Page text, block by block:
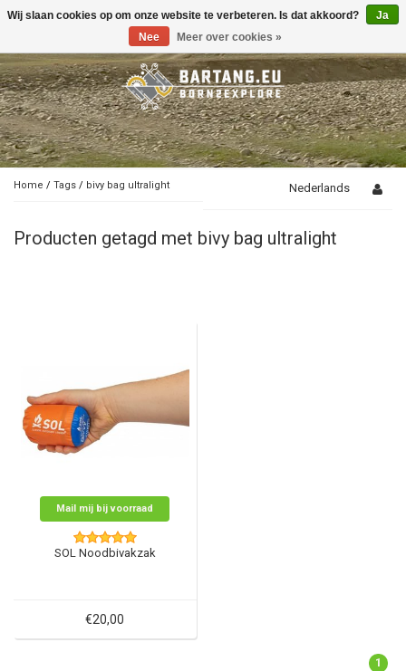
Toggle
Home / Tags / bivy bag ultralight Nederlands
Producten getagd met bivy bag ultralight
Mail mij bij voorraad
SOL Noodbivakzak
€20,00
1
Wij slaan cookies op om onze website te verbeteren. Is dat akkoord?
Ja
Nee
Meer over cookies »